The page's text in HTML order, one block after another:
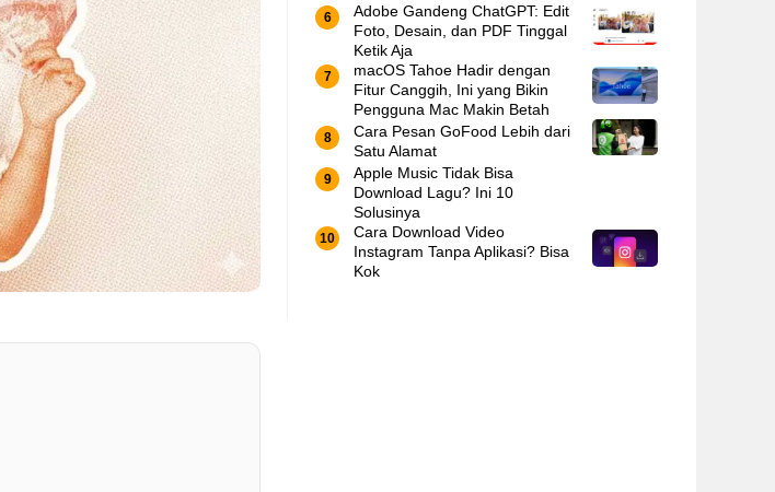
Adobe Gandeng ChatGPT: Edit
Foto, Desain, dan PDF Tinggal
Ketik Aja
macOS Tahoe Hadir dengan
Fitur Canggih, Ini yang Bikin
Pengguna Mac Makin Betah
Cara Pesan GoFood Lebih dari
Satu Alamat
Apple Music Tidak Bisa
Download Lagu? Ini 10
Solusinya
Cara Download Video
Instagram Tanpa Aplikasi? Bisa
Kok